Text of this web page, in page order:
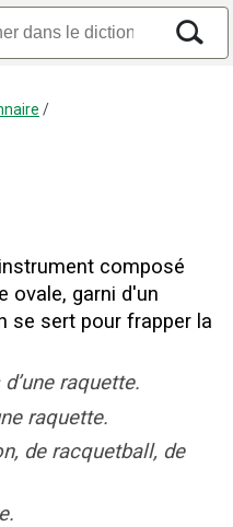
/
composé
ovale, garni d'un
se sert pour frapper la
raquette.
raquette.
de racquetball, de